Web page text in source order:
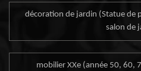
décoration de jardin (Statue de
salon de
mobilier XXe (année 50, 60,